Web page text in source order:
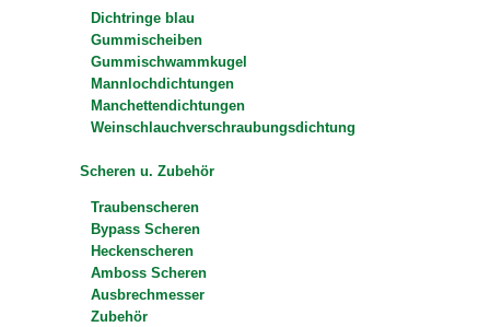
Dichtringe blau
Gummischeiben
Gummischwammkugel
Mannlochdichtungen
Manchettendichtungen
Weinschlauchverschraubungsdichtung
Scheren u. Zubehör
Traubenscheren
Bypass Scheren
Heckenscheren
Amboss Scheren
Ausbrechmesser
Zubehör